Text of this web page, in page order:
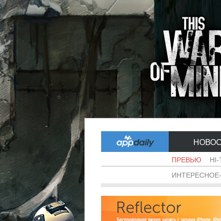
ПРЕВЬЮ HI-